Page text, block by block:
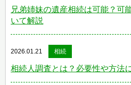
兄弟姉妹の遺産相続は可能？可
いて解説
2026.01.21 相続
相続人調査とは？必要性や方法